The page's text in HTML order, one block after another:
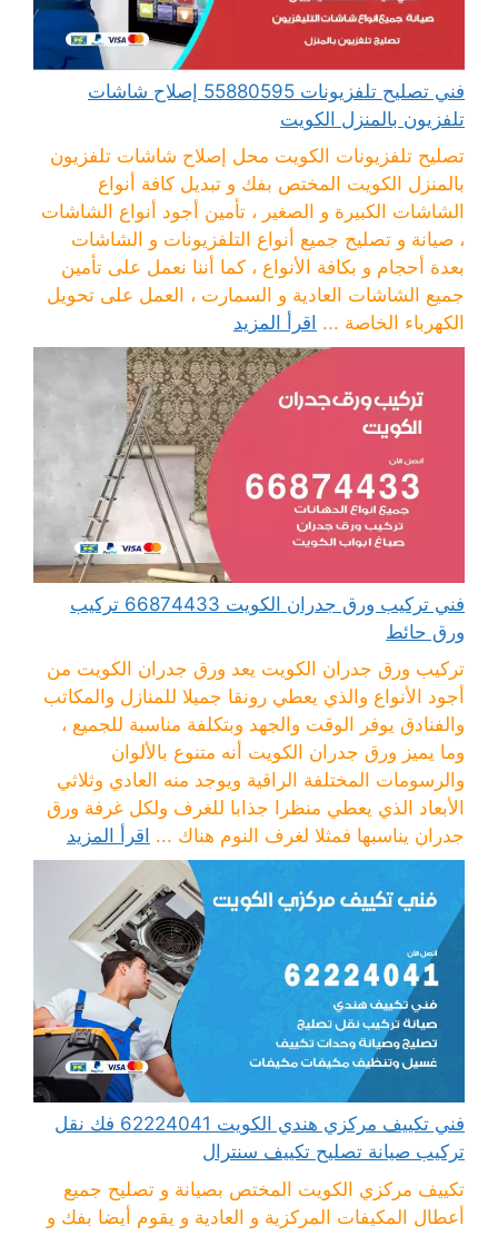
فني تصليح تلفزيونات 55880595 إصلاح شاشات
تلفزيون بالمنزل الكويت
تصليح تلفزيونات الكويت محل إصلاح شاشات تلفزيون
بالمنزل الكويت المختص بفك و تبديل كافة أنواع
الشاشات الكبيرة و الصغير ، تأمين أجود أنواع الشاشات
، صيانة و تصليح جميع أنواع التلفزيونات و الشاشات
بعدة أحجام و بكافة الأنواع ، كما أننا نعمل على تأمين
جميع الشاشات العادية و السمارت ، العمل على تحويل
الكهرباء الخاصة ... اقرأ المزيد
فني تركيب ورق جدران الكويت 66874433 تركيب
ورق حائط
تركيب ورق جدران الكويت يعد ورق جدران الكويت من
أجود الأنواع والذي يعطي رونقا جميلا للمنازل والمكاتب
والفنادق يوفر الوقت والجهد وبتكلفة مناسبة للجميع ،
وما يميز ورق جدران الكويت أنه متنوع بالألوان
والرسومات المختلفة الراقية ويوجد منه العادي وثلاثي
الأبعاد الذي يعطي منظرا جذابا للغرف ولكل غرفة ورق
جدران يناسبها فمثلا لغرف النوم هناك ... اقرأ المزيد
فني تكييف مركزي هندي الكويت 62224041 فك نقل
تركيب صيانة تصليح تكييف سنترال
تكييف مركزي الكويت المختص بصيانة و تصليح جميع
أعطال المكيفات المركزية و العادية و يقوم أيضا بفك و